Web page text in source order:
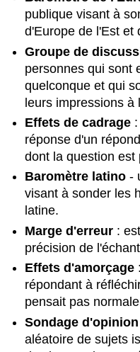
Les
baromètres
dans
le
monde
Questions
de
Questions
sur
la
pensée
d'études
complémentaires
Bases
Sites
Web
Articles
revues
Livres
publique visant à
d'Europe de l'Est et
Groupe de
personnes qui sont
quelconque et qui
leurs impressions à
Effets de cadrage
réponse d'un
dont la question est
Baromètre latino -
visant à sonder les
latine.
Marge d'erreur :
précision de
Effets d'amorçage
répondant à
pensait pas
Sondage
aléatoire de sujets